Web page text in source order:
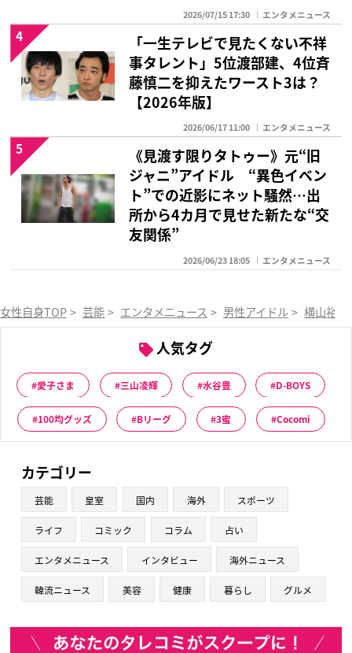
2026/07/15 17:30 エンタメニュース
「一生テレビで見たくない不祥
事タレント」5位渡部建、4位斉
藤慎二を抑えたワースト3は？
【2026年版】
2026/06/17 11:00 エンタメニュース
4
《見渡す限りタトゥー》元“旧
ジャニ”アイドル “異色イベン
ト”での近影にネット騒然…出
所から4カ月で見せた新たな“交
友関係”
2026/06/23 18:05 エンタメニュース
5
女性自身TOP > 芸能 > エンタメニュース > 男性アイドル > 横山裕
人気タグ
愛子さま 三山凌輝 水谷豊 D-BOYS
100均グッズ Bリーグ 3蜜 Cocomi
カテゴリー
芸能 皇室 国内 海外 スポーツ
ライフ コミック コラム 占い
エンタメニュース インタビュー 海外ニュース
韓流ニュース 美容 健康 暮らし グルメ